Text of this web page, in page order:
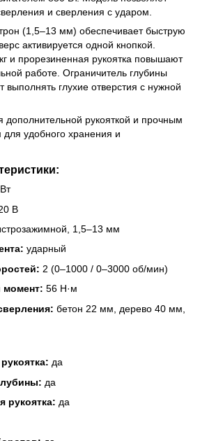
и сверления с ударом.
(1,5–13 мм) обеспечивает быструю
активируется одной кнопкой.
и прорезиненная рукоятка повышают
работе. Ограничитель глубины
выполнять глухие отверстия с нужной
дополнительной рукояткой и прочным
удобного хранения и
В
1,5–13 мм
ударный
2 (0–1000 / 0–3000 об/мин)
момент: 56 Н·м
бетон 22 мм, дерево 40 мм,
да
да
рукоятка: да